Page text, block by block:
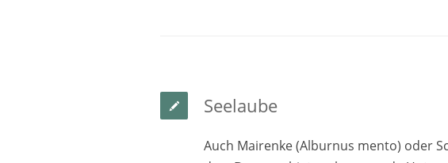
Seelaube
Auch Mairenke (Alburnus mento) oder